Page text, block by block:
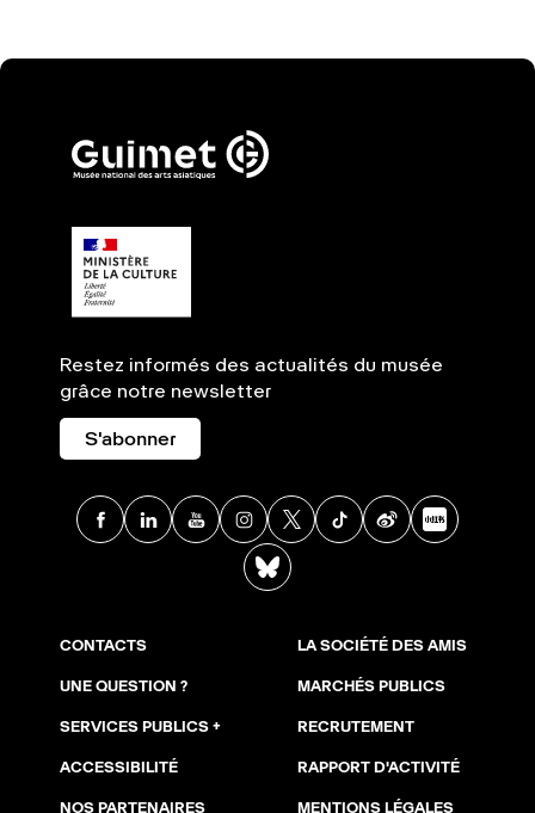
Restez informés des actualités du musée
grâce notre newsletter
S'abonner
Facebook
LinkedinYoutubeInstagram
X TikTokWeibo
CONTACTS
UNE QUESTION ?
SERVICES PUBLICS +
ACCESSIBILITÉ
NOS PARTENAIRES
LA SOCIÉTÉ DES AMIS
MARCHÉS PUBLICS
RECRUTEMENT
RAPPORT D'ACTIVITÉ
MENTIONS LÉGALES